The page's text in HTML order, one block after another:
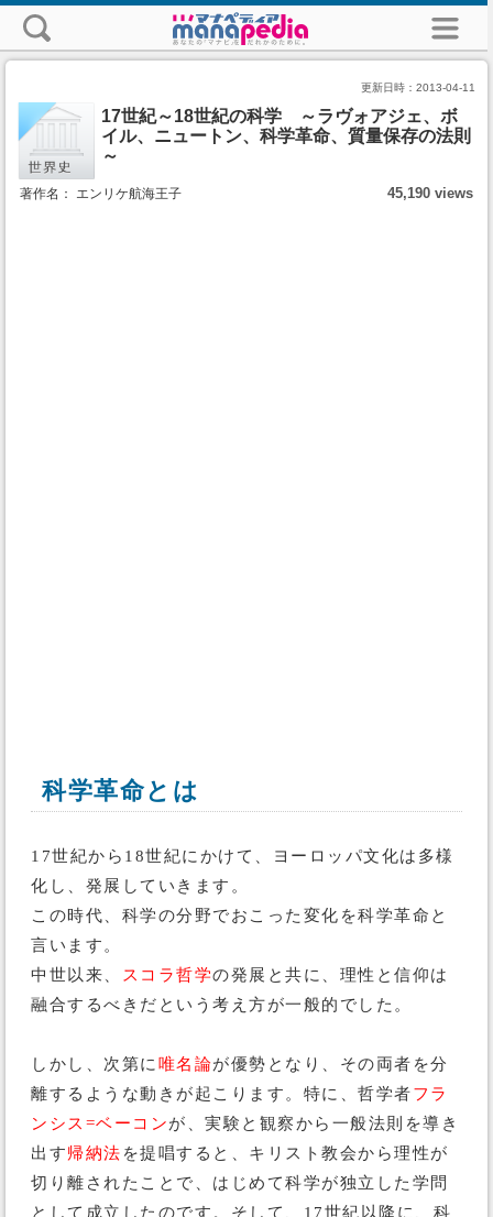
更新日時： 2013-04-11
17世紀～18世紀の科学 ～ラヴォアジェ、ボ
イル、ニュートン、科学革命、質量保存の法則
～
著作名： エンリケ航海王子 45,190 views
科学革命とは
17世紀から18世紀にかけて、ヨーロッパ文化は多様
化し、発展していきます。
この時代、科学の分野でおこった変化を科学革命と
言います。
中世以来、
スコラ哲学の発展と共に、理性と信仰は
融合するべきだという考え方が一般的でした。
しかし、次第に 唯名論が優勢となり、その両者を分
離するような動きが起こります。特に、哲学者フラ
ンシス=ベーコンが、実験と観察から一般法則を導き
出す帰納法 を提唱すると、キリスト教会から理性が
切り離されたことで、はじめて科学が独立した学問
として成立したのです。そして、17世紀以降に、科